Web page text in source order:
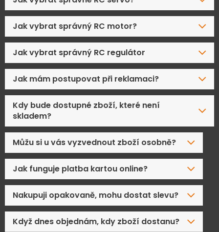
Jak vybrat správný RC motor?
Jak vybrat správný RC regulátor
Jak mám postupovat při reklamaci?
Kdy bude dostupné zboží, které není
skladem?
Můžu si u vás vyzvednout zboží osobně?
Jak funguje platba kartou online?
Nakupuji opakovaně, mohu dostat slevu?
Když dnes objednám, kdy zboží dostanu?